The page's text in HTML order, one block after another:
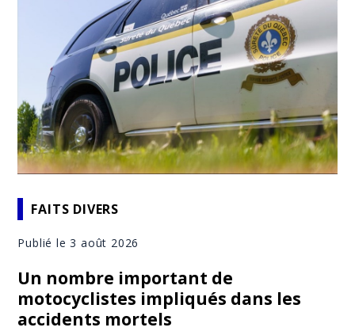
FAITS DIVERS
Publié le 3 août 2026
Un nombre important de
motocyclistes impliqués dans les
accidents mortels